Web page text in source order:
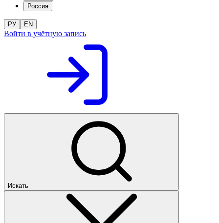
Россия
РУ EN
Войти в учётную запись
Искать